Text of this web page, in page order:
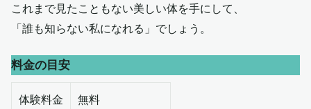
これまで見たこともない美しい体を手にして、
「誰も知らない私になれる」でしょう。
料金の目安
体験料金 無料